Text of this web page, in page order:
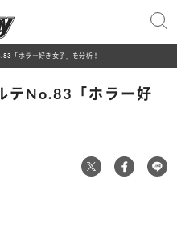
「ホラー好き女子」を分析！
テNo.83「ホラー好